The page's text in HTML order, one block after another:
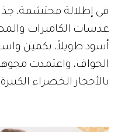
في إطلالة محتشمة،
عدسات الكاميرات
أسود طويلاً، بكمين
الحواف، واعتمدت
بالأحجار الخضراء